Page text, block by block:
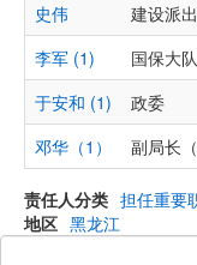
史伟
建设派
李军 (1)
国保大
于安和 (1)
政委
邓华（1）
副局长
责任人分类 担任重要
地区 黑龙江